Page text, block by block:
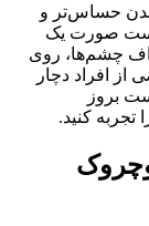
حساس‌تر و
صورت یک
چشم‌ها، روی
افراد دچار
بروز
کنید.